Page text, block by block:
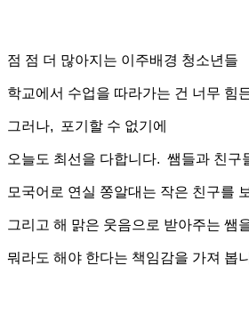
점 점 더 많아지는 이주배경 청소년들
학교에서 수업을 따라가는 건 너무 힘
그러나, 포기할 수 없기에
오늘도 최선을 다합니다. 쌤들과 친구
모국어로 연실 쫑알대는 작은 친구를
그리고 해 맑은 웃음으로 받아주는 쌤
뭐라도 해야 한다는 책임감을 가져 봅